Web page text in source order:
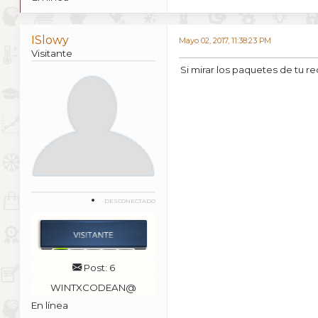
ISlowy
Visitante
DESCONECTADO
Post: 6
WINTXCODEAN@
En línea
Mayo 02, 2017, 11:38:23 PM
Si mirar los paquetes de tu